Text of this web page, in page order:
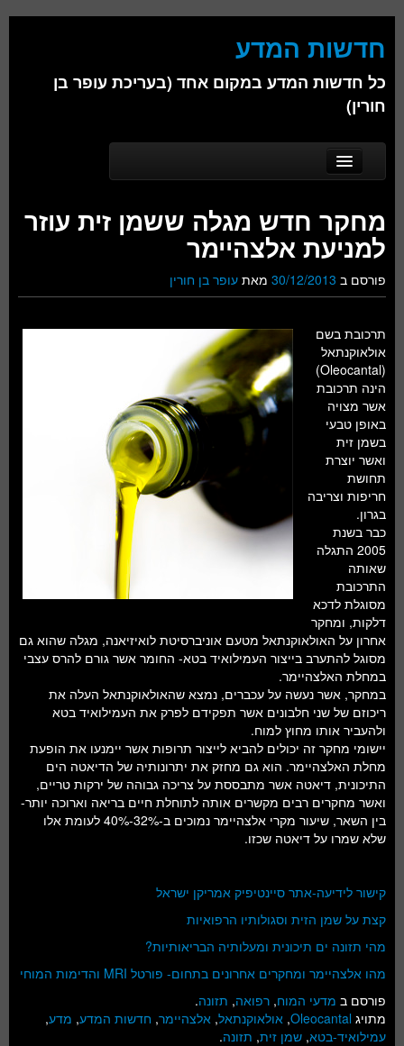
חדשות המדע
כל חדשות המדע במקום אחד (בעריכת עופר בן
חורין)
Main menu
Skip to primary content
Skip to secondary content
אודות
ביולוגיה
כימיה
פיזיקה
חברה
חלל ומדעי כדור הארץ
עתידנות
סקירות ספרים
טעימות מדע
מחקר חדש מגלה ששמן זית עוזר
למניעת אלצהיימר
פורסם ב 30/12/2013 מאת עופר בן חורין
תרכובת בשם
אולאוקנתאל
(Oleocantal)
הינה תרכובת
אשר מצויה
באופן טבעי
בשמן זית
ואשר יוצרת
תחושת
חריפות וצריבה
בגרון.
כבר בשנת
2005 התגלה
שאותה
התרכובת
מסוגלת לדכא
דלקות, ומחקר
אחרון על האולאוקנתאל מטעם אוניברסיטת לואיזיאנה, מגלה שהוא גם
מסוגל להתערב בייצור העמילואיד בטא- החומר אשר גורם להרס עצבי
במחלת האלצהיימר.
במחקר, אשר נעשה על עכברים, נמצא שהאולאוקנתאל העלה את
ריכוזם של שני חלבונים אשר תפקידם לפרק את העמילואיד בטא
ולהעביר אותו מחוץ למוח.
יישומי מחקר זה יכולים להביא לייצור תרופות אשר יימנעו את הופעת
מחלת האלצהיימר. הוא גם מחזק את יתרונותיה של הדיאטה הים
התיכונית, דיאטה אשר מתבססת על צריכה גבוהה של ירקות טריים,
ואשר מחקרים רבים מקשרים אותה לתוחלת חיים בריאה וארוכה יותר-
בין השאר, שיעור מקרי אלצהיימר נמוכים ב-32%-40% לעומת אלו
שלא שמרו על דיאטה שכזו.
קישור לידיעה-אתר סיינטיפיק אמריקן ישראל
קצת על שמן הזית וסגולותיו הרפואיות
מהי תזונה ים תיכונית ומעלותיה הבריאותיות?
מהו אלצהיימר ומחקרים אחרונים בתחום- פורטל MRI והדימות המוחי
פורסם ב מדעי המוח, רפואה, תזונה.
מתויג Oleocantal
, אולאוקנתאל, אלצהיימר, חדשות המדע, מדע,
עמילואיד-בטא, שמן זית, תזונה.